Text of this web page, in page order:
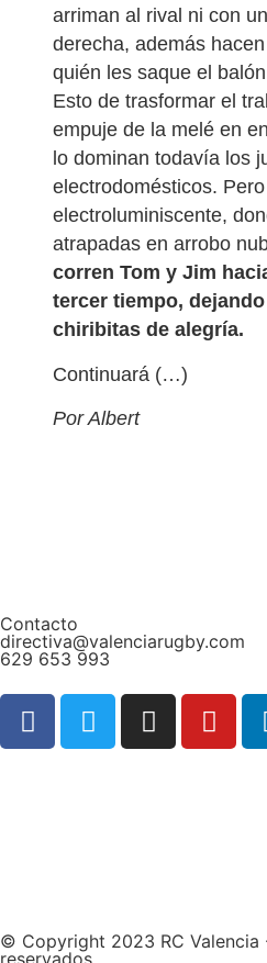
arriman al rival ni con
derecha, además
quién les saque el
Esto de trasformar el
empuje de la melé en
lo dominan todavía los
electrodomésticos.
electroluminiscente,
atrapadas en arrobo
corren Tom y Jim
tercer tiempo,
chiribitas de alegría.
Continuará (…)
Por Albert
Contacto
directiva@valenciarugby.com
629 653 993
© Copyright 2023 RC Valencia
reservados